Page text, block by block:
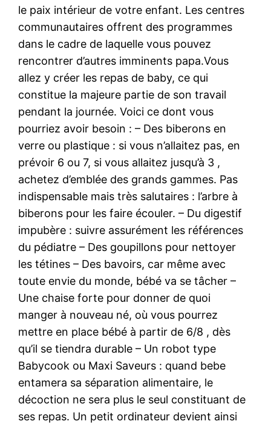
le paix intérieur de votre enfant. Les centres
communautaires offrent des programmes
dans le cadre de laquelle vous pouvez
rencontrer d’autres imminents papa.Vous
allez y créer les repas de baby, ce qui
constitue la majeure partie de son travail
pendant la journée. Voici ce dont vous
pourriez avoir besoin : – Des biberons en
verre ou plastique : si vous n’allaitez pas, en
prévoir 6 ou 7, si vous allaitez jusqu’à 3 ,
achetez d’emblée des grands gammes. Pas
indispensable mais très salutaires : l’arbre à
biberons pour les faire écouler. – Du digestif
impubère : suivre assurément les références
du pédiatre – Des goupillons pour nettoyer
les tétines – Des bavoirs, car même avec
toute envie du monde, bébé va se tâcher –
Une chaise forte pour donner de quoi
manger à nouveau né, où vous pourrez
mettre en place bébé à partir de 6/8 , dès
qu’il se tiendra durable – Un robot type
Babycook ou Maxi Saveurs : quand bebe
entamera sa séparation alimentaire, le
décoction ne sera plus le seul constituant de
ses repas. Un petit ordinateur devient ainsi